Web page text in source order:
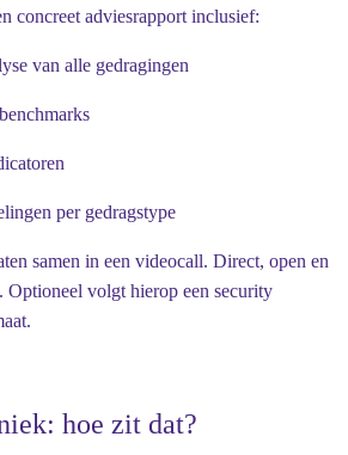
concreet adviesrapport inclusief:
van alle gedragingen
per gedragstype
samen in een videocall. Direct, open en
Optioneel volgt hierop een security
hoe zit dat?